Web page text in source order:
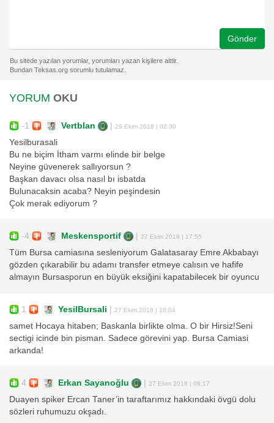
Gönder
YORUM OKU
-1 Vertblan 29 Ekim 2018 | 02:30
Yesilburasali
Bu ne biçim İtham varmı elinde bir belge
Neyine güvenerek sallıyorsun ?
Başkan davacı olsa nasıl bı isbatda
Bulunacaksin acaba? Neyin peşindesin
Çok merak ediyorum ?
-4 Meskensportif 27 Ekim 2018 | 17:55
Tüm Bursa camiasına sesleniyorum Galatasaray Emre Akbabayı
gözden çıkarabilir bu adamı transfer etmeye calısın ve hafife
almayın Bursasporun en büyük eksiğini kapatabilecek bir oyuncu
1 YesilBursali 27 Ekim 2018 | 16:04
samet Hocaya hitaben; Baskanla birlikte olma. O bir Hirsiz!Seni
sectigi icinde bin pisman. Sadece görevini yap. Bursa Camiasi
arkanda!
4 Erkan Sayanoğlu 27 Ekim 2018 | 08:17
Duayen spiker Ercan Taner’in taraftarımız hakkındaki övgü dolu
sözleri ruhumuzu okşadı.